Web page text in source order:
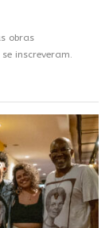
obras
inscreveram.